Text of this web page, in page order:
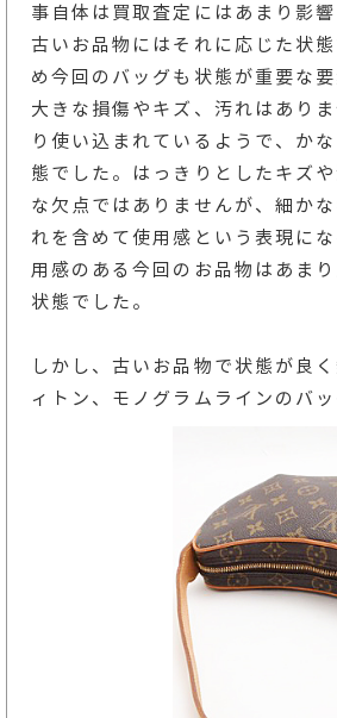
事自体は買取査定にはあまり影響
古いお品物にはそれに応じた状
め今回のバッグも状態が重要な要
大きな損傷やキズ、汚れはあり
り使い込まれているようで、か
態でした。はっきりとしたキズ
な欠点ではありませんが、細か
れを含めて使用感という表現に
用感のある今回のお品物はあま
状態でした。
しかし、古いお品物で状態が良
ィトン、モノグラムラインのバ